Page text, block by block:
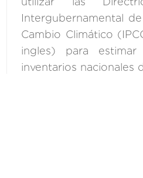
Intergubernamental
Cambio Climático
ingles) para
inventarios nacionales